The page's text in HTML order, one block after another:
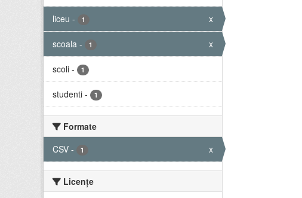
liceu - 1 x
scoala - 1 x
scoli - 1
studenti - 1
Formate
CSV - 1 x
Licenţe